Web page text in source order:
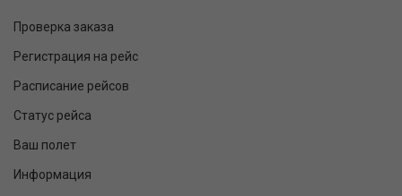
Проверка заказа
Регистрация на рейс
Расписание рейсов
Статус рейса
Ваш полет
Информация